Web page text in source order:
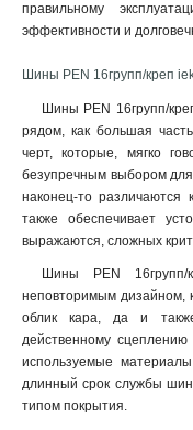
правильному
эффективности и
Шины PEN 16групп/креп
Шины PEN 16групп/
рядом, как большая
черт, которые, мягко
безупречным выбором
наконец-то различаются
также обеспечивает
выражаются, сложных
Шины PEN
неповторимым дизайном,
облик кара, да и
действенному
используемые
длинный срок службы
типом покрытия.